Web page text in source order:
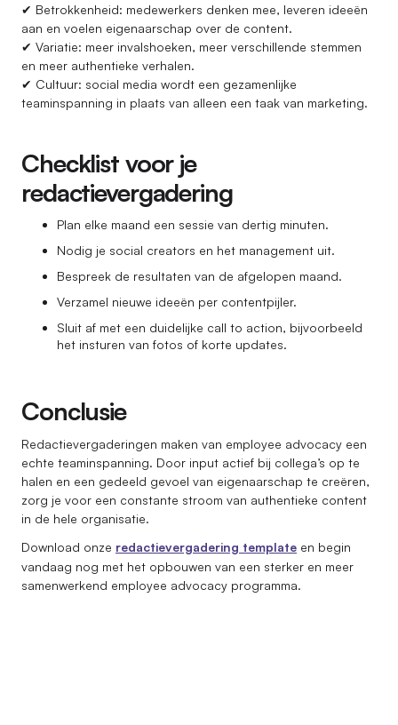
✔ Betrokkenheid: medewerkers denken mee, leveren ideeën
aan en voelen eigenaarschap over de content.
✔ Variatie: meer invalshoeken, meer verschillende stemmen
en meer authentieke verhalen.
✔ Cultuur: social media wordt een gezamenlijke
teaminspanning in plaats van alleen een taak van marketing.
Checklist voor je
redactievergadering
Plan elke maand een sessie van dertig minuten.
Nodig je social creators en het management uit.
Bespreek de resultaten van de afgelopen maand.
Verzamel nieuwe ideeën per contentpijler.
Sluit af met een duidelijke call to action, bijvoorbeeld
het insturen van fotos of korte updates.
Conclusie
Redactievergaderingen maken van employee advocacy een
echte teaminspanning. Door input actief bij collega’s op te
halen en een gedeeld gevoel van eigenaarschap te creëren,
zorg je voor een constante stroom van authentieke content
in de hele organisatie.
Download onze redactievergadering template en begin
vandaag nog met het opbouwen van een sterker en meer
samenwerkend employee advocacy programma.